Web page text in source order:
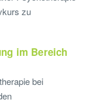
zu
im Bereich
bei